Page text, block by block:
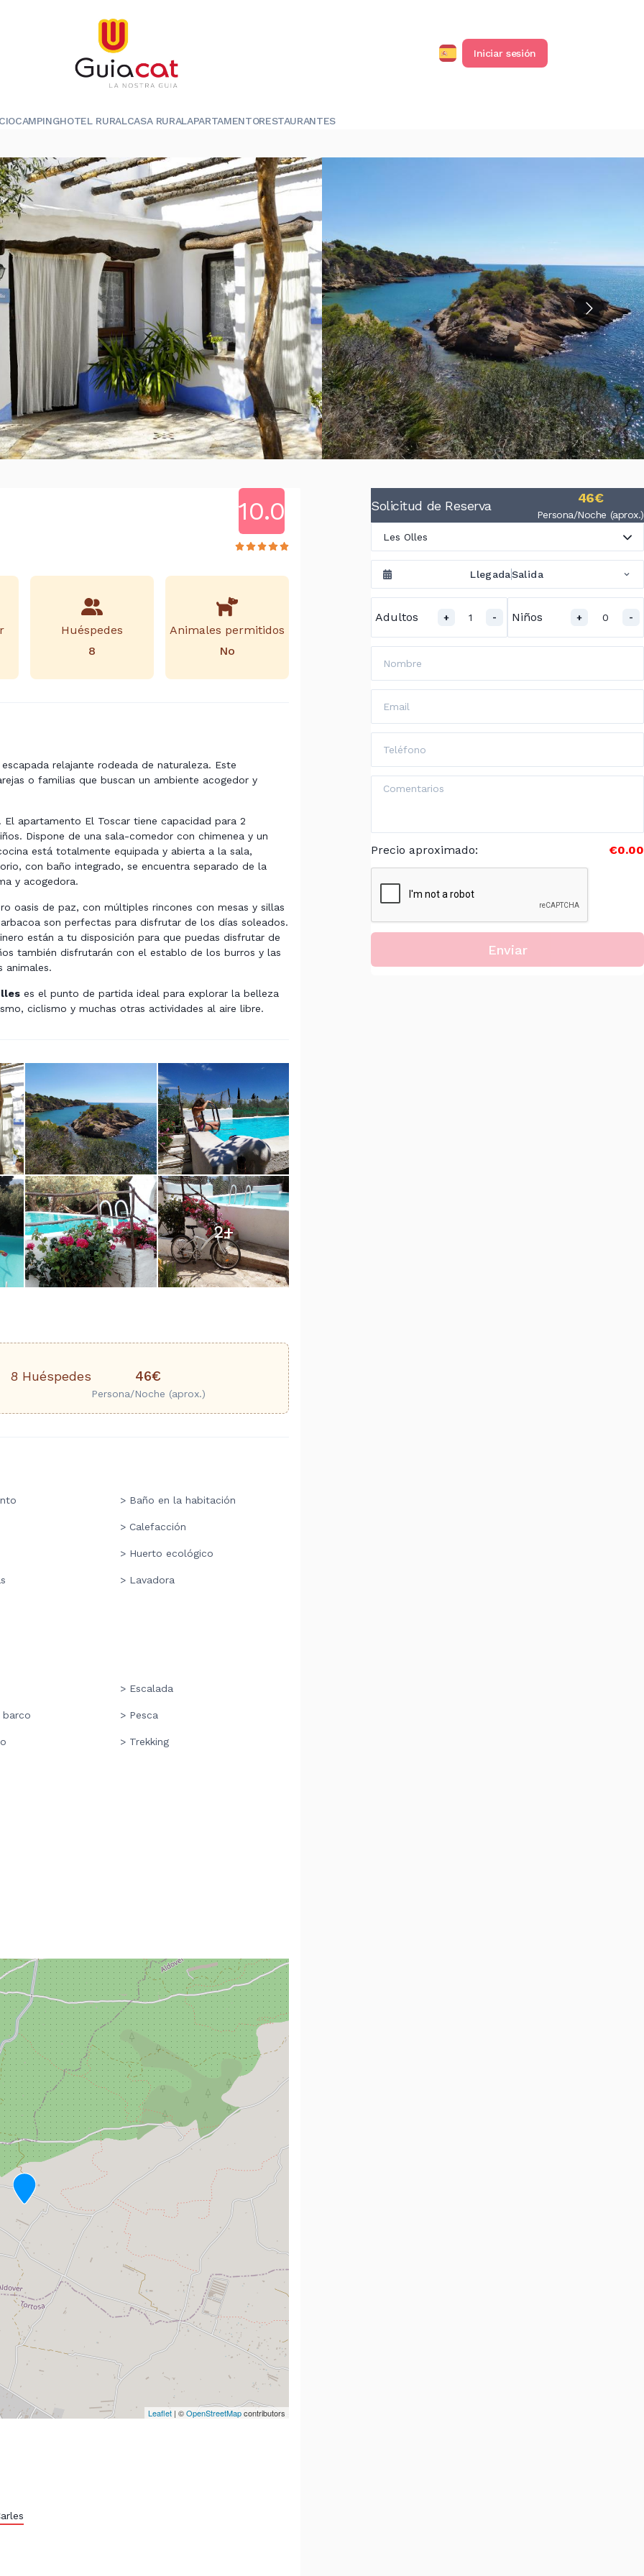
Iniciar sesión
CAMPINGHOTEL RURALCASA RURALAPARTAMENTORESTAURANTES
10.0
Huéspedes
8
Animales permitidos
No
relajante rodeada de naturaleza. Este
o familias que buscan un ambiente acogedor y
apartamento El Toscar tiene capacidad para 2
Dispone de una sala-comedor con chimenea y un
está totalmente equipada y abierta a la sala,
con baño integrado, se encuentra separado de la
y acogedora.
oasis de paz, con múltiples rincones con mesas y sillas
son perfectas para disfrutar de los días soleados.
están a tu disposición para que puedas disfrutar de
también disfrutarán con el establo de los burros y las
animales.
es el punto de partida ideal para explorar la belleza
ciclismo y muchas otras actividades al aire libre.
2+
8 Huéspedes 46€
Persona/Noche (aprox.)
> Baño en la habitación
> Calefacción
> Huerto ecológico
> Lavadora
> Escalada
barco > Pesca
> Trekking
Leaflet | ©OpenStreetMapcontributors
Solicitud de Reserva 46€
Persona/Noche (aprox.)
Les Olles
LlegadaSalida
Adultos + 1 - Niños + 0 -
Precio aproximado: €0.00
Enviar